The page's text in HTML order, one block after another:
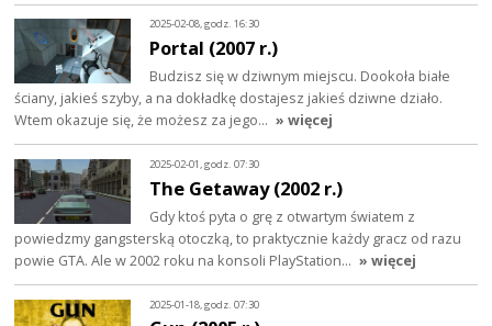
2025-02-08, godz. 16:30
Portal (2007 r.)
Budzisz się w dziwnym miejscu. Dookoła białe
ściany, jakieś szyby, a na dokładkę dostajesz jakieś dziwne działo.
Wtem okazuje się, że możesz za jego… » więcej
2025-02-01, godz. 07:30
The Getaway (2002 r.)
Gdy ktoś pyta o grę z otwartym światem z
powiedzmy gangsterską otoczką, to praktycznie każdy gracz od razu
powie GTA. Ale w 2002 roku na konsoli PlayStation… » więcej
2025-01-18, godz. 07:30